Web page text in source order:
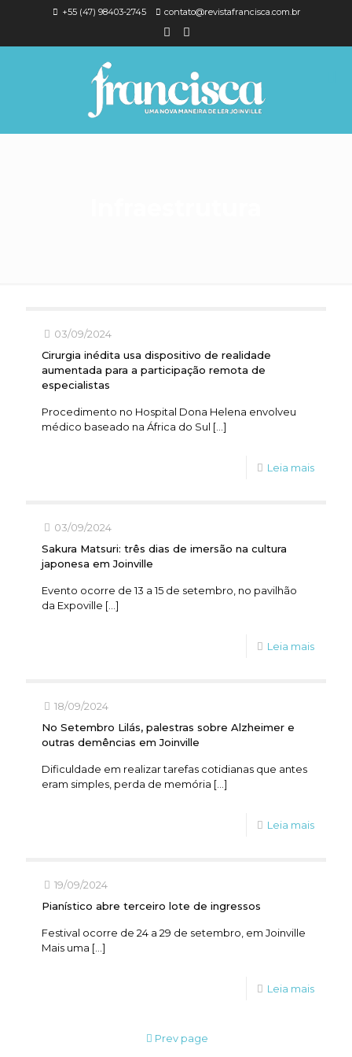
+55 (47) 98403-2745 contato@revistafrancisca.com.br
03/09/2024
Cirurgia inédita usa dispositivo de realidade
aumentada para a participação remota de
especialistas
Procedimento no Hospital Dona Helena envolveu
médico baseado na África do Sul […]
Leia mais
03/09/2024
Sakura Matsuri: três dias de imersão na cultura
japonesa em Joinville
Evento ocorre de 13 a 15 de setembro, no pavilhão
da Expoville […]
Leia mais
18/09/2024
No Setembro Lilás, palestras sobre Alzheimer e
outras demências em Joinville
Dificuldade em realizar tarefas cotidianas que antes
eram simples, perda de memória […]
Leia mais
19/09/2024
Pianístico abre terceiro lote de ingressos
Festival ocorre de 24 a 29 de setembro, em Joinville
Mais uma […]
Leia mais
Prev page